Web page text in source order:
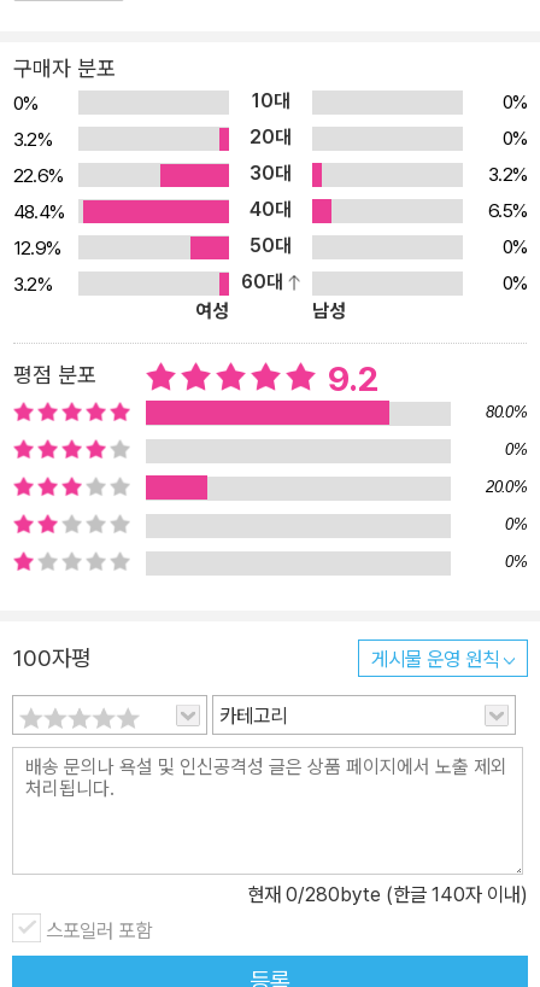
모여든 겨울 철새 떼와 아름다운 자연 경관까지 부드러운 색감의 일
러스트를 통해 가장 생생하게 느낄 수 있는 작품이다. 또 스키가 걸려
나무 위에 매달린 올라의 엉뚱한 모습이나 어부들이 들려주는 대구와
바다의 거센 소용돌이에 얽힌 전설, 달려오는 증기 기관차에 놀라 까
무라치는 사람들의 모습에서 순수하고 긍정적인 옛 노르웨이 사람들
의 모습을 엿볼 수 있다. 겨울 나라의 따뜻한 분위기가 작품 전반에 녹
아 있어 포근함이 느껴지는 그림책이다. 평화롭고 순수한 정서가 그
대로 담긴 예술적인 리소그래피 『올라의 모험』은 작품을 위해 오랜
시간 철저하게 연구하는 태도로 유명한 돌레르 부부가 실제로 노르웨
이에서 생활하며 보고 경험한 것들을 집약한 작품이다. 특히 따뜻한
색감의 일러스트가 눈에 띄는데, 이는 리소그래피 공법으로 이루어졌
다. 리소그래피란 석회석으로 된 평평한 판 표면에 그림을 직접 그린
후 찍어내는 석판 인쇄 기법이다. 각각의 색상에 별도로 도면을 만들
어 겹쳐 찍어내는 무척 공들인 방식이었다. 이러한 방식 덕분에 회화
적인 삽화들은 그 자체로 하나하나 작품 같고, 1930년대 만들어졌다
고는 믿을 수 없을 만큼 세련된 느낌을 준다. 또 면지에는 실제 노르웨
해서는 부부의 또 다른 그림책 『오로라의 아이들』에서 더욱 자세히
다루고 있다. 『올라의 모험』은 노르웨이의 문화를 있는 그대로 경험
할 수 있을 뿐 아니라, 시대를 넘어 평화롭고 긍정적인 정서를 공유할
수 있는 작품이다. 작품 전반에서 느껴지는 아름다운 일러스트와 목
가적인 분위기는 『올라의 모험』이 100년 가까이 사랑받아온 그림책
구매자 분포
0% 10대
0%
3.2%
20대
0%
22.6%
30대
3.2%
48.4%
40대
6.5%
12.9%
50대
0%
3.2%
60대
0%
여성
남성
평점 분포 9.2
80.0%
0%
20.0%
0%
0%
100자평 게시물 운영 원칙
카테고리
현재 0/280byte (한글 140자 이내)
스포일러 포함